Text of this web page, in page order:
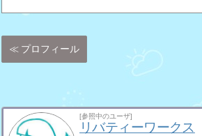
プロフィール
[参照中のユーザ]
リバティーワークス